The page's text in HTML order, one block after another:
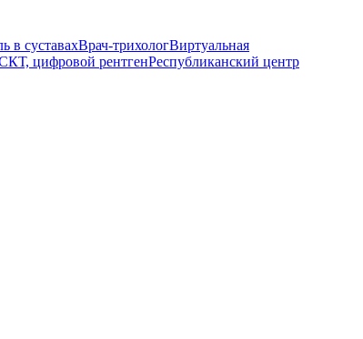
в суставахВрач-трихологВиртуальная
цифровой рентгенРеспубликанский центр